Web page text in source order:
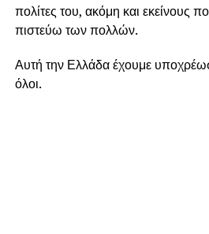
πολίτες του, ακόμη και εκείνους
πιστεύω των πολλών.
Αυτή την Ελλάδα έχουμε
όλοι.